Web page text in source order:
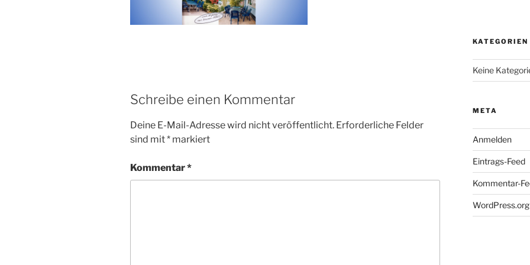
Schreibe einen Kommentar
Deine E-Mail-Adresse wird nicht veröffentlicht. Erforderliche Felder
sind mit* markiert
Kommentar*
KATEGORIEN
Keine
META
Anmelden
Eintrags-Feed
Kommentar-
WordPress.org